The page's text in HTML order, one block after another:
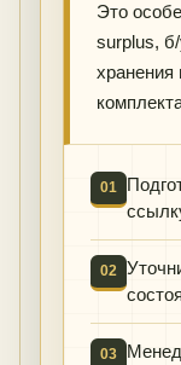
Это
surplus,
хранения
01
02
03